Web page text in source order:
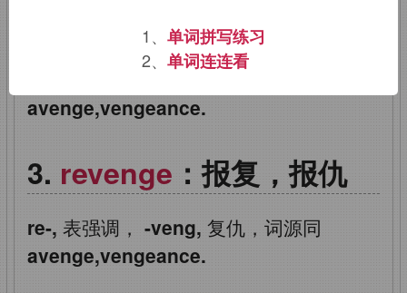
revenge：报复，报仇
-veng,
复仇，词源同
avenge,vengeance.
revenge ：报复，报仇
re-, 表强调， -veng, 复仇，词源同
avenge,vengeance.
1、 单词拼写练习
2、 单词连连看